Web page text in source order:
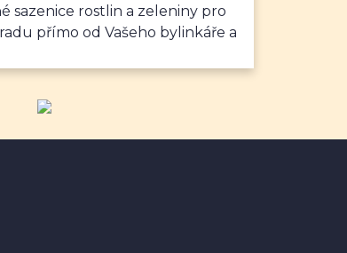
sazenice rostlin a zeleniny pro
přímo od Vašeho bylinkáře a